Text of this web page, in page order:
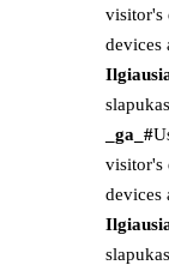
visitor's
devices
slapukas
_ga_#
visitor's
devices
slapukas